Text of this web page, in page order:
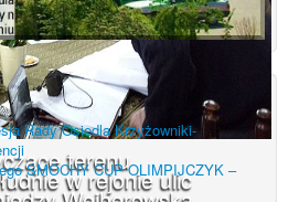
terenu
w rejonie ulic
Rady Osiedla Krzyżowniki-
SMOCHY CUP OLIMPIJCZYK –